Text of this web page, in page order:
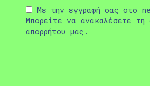
Με την εγγραφή σας στο
Μπορείτε να ανακαλέσετε τη
απορρήτου μας.